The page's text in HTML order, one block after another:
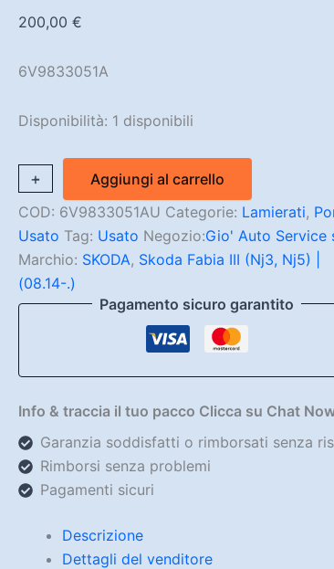
200,00 €
6V9833051A
Disponibilità: 1 disponibili
-
Porta
Posteriore.
Sinistra
Skoda
Fabia
2016
quantità
+
Aggiungi al carrello
COD: 6V9833051AU Categorie: Lamierati,
Usato Tag: Usato Negozio:Gio' Auto Service
Marchio: SKODA, Skoda Fabia III (Nj3, Nj5) |
(08.14-.)
Pagamento sicuro garantito
Info & traccia il tuo pacco Clicca su Chat
Garanzia soddisfatti o rimborsati senza
Rimborsi senza problemi
Pagamenti sicuri
Descrizione
Dettagli del venditore